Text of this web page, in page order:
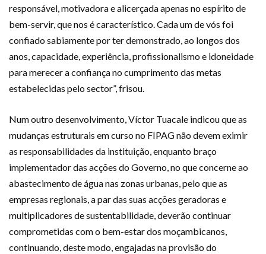
responsável, motivadora e alicerçada apenas no espírito de
bem-servir, que nos é característico. Cada um de vós foi
confiado sabiamente por ter demonstrado, ao longos dos
anos, capacidade, experiência, profissionalismo e idoneidade
para merecer a confiança no cumprimento das metas
estabelecidas pelo sector”, frisou.
Num outro desenvolvimento, Víctor Tuacale indicou que as
mudanças estruturais em curso no FIPAG não devem eximir
as responsabilidades da instituição, enquanto braço
implementador das acções do Governo, no que concerne ao
abastecimento de água nas zonas urbanas, pelo que as
empresas regionais, a par das suas acções geradoras e
multiplicadores de sustentabilidade, deverão continuar
comprometidas com o bem-estar dos moçambicanos,
continuando, deste modo, engajadas na provisão do